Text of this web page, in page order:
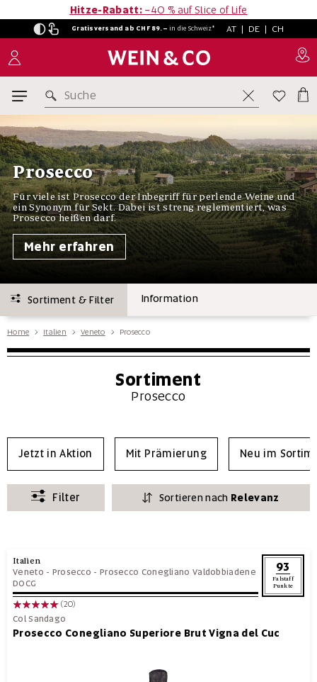
Hitze-Rabatt: −40 % auf Slice of Life
Gratisversand ab CHF 89.– in die Schweiz* AT | DE | CH
Suche
Prosecco
Für viele ist Prosecco der Inbegriff für perlende Weine und
ein Synonym für Sekt. Dabei ist streng reglementiert, was
Prosecco heißen darf.
Mehr erfahren
Sortiment & Filter Information
Home Italien Veneto Prosecco
Sortiment
Prosecco
Jetzt in Aktion Mit Prämierung Neu im
Filter Sortieren nach Relevanz
Italien
Veneto - Prosecco - Prosecco Conegliano Valdobbiadene
DOCG
93
Falstaff
Punkte
(20)
Col Sandago
Prosecco Conegliano Superiore Brut Vigna del Cuc